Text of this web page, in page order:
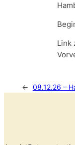
Link
← 08.12.26 –